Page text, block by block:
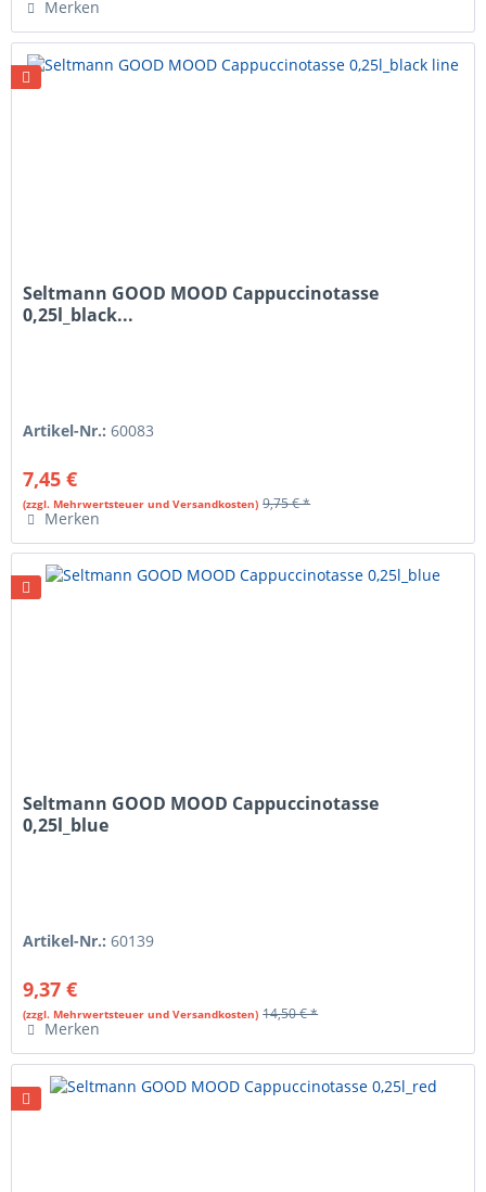
Merken
Seltmann GOOD MOOD Cappuccinotasse
0,25l_black...
Artikel-Nr.:60083
7,45 €
(zzgl. Mehrwertsteuer und Versandkosten) 9,75 € *
Merken
Seltmann GOOD MOOD Cappuccinotasse
0,25l_blue
Artikel-Nr.:60139
9,37 €
(zzgl. Mehrwertsteuer und Versandkosten) 14,50 € *
Merken